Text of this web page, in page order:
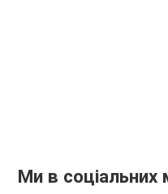
Ми в соціальних